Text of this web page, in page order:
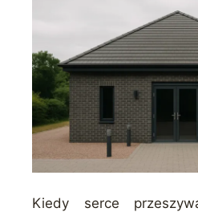
Kiedy serce